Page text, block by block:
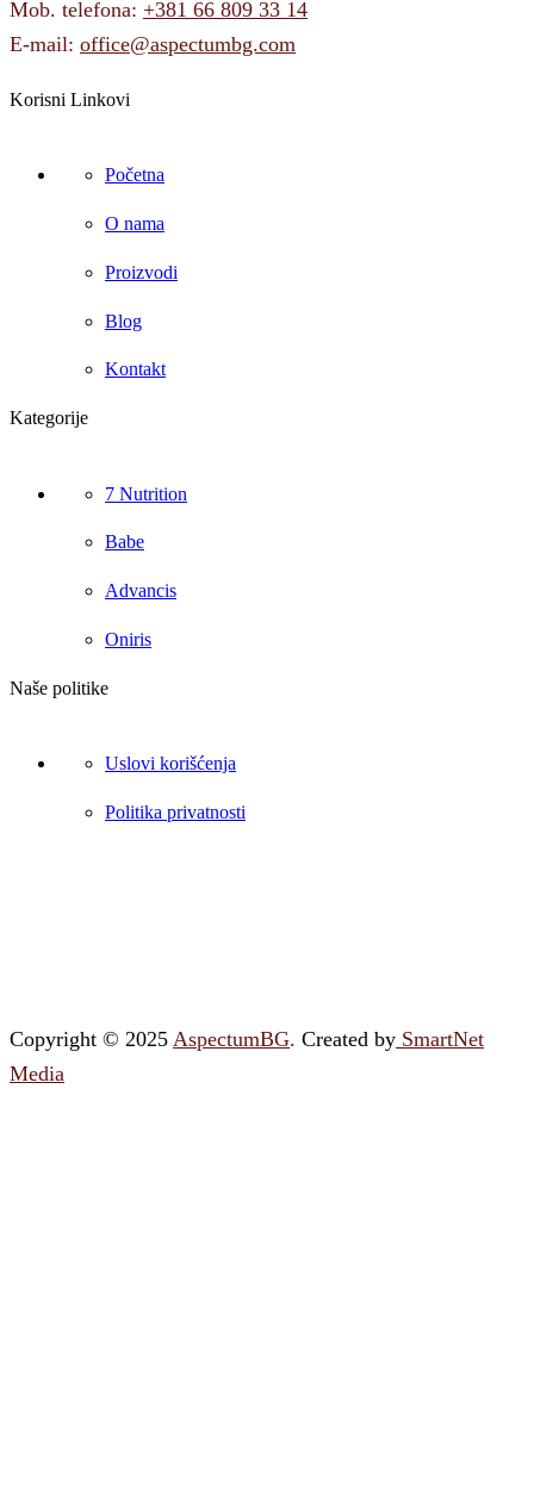
Mob. telefona: +381 66 809 33 14
E-mail: office@aspectumbg.com
Korisni Linkovi
Početna
O nama
Proizvodi
Blog
Kontakt
Kategorije
7 Nutrition
Babe
Advancis
Oniris
Naše politike
Uslovi korišćenja
Politika privatnosti
Copyright © 2025 AspectumBG. Created by SmartNet
Media